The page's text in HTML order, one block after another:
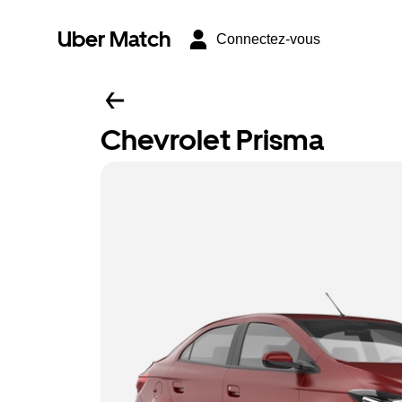
Uber Match Connectez-vous
Chevrolet Prisma